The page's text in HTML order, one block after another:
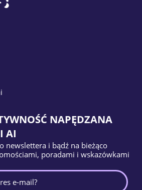
NAPĘDZANA
AI
newslettera i bądź na bieżąco
poradami i wskazówkami